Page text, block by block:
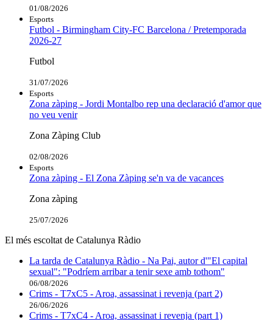
01/08/2026
Esports
Futbol - Birmingham City-FC Barcelona / Pretemporada
2026-27
Futbol
31/07/2026
Esports
Zona zàping - Jordi Montalbo rep una declaració d'amor que
no veu venir
Zona Zàping Club
02/08/2026
Esports
Zona zàping - El Zona Zàping se'n va de vacances
Zona zàping
25/07/2026
El més escoltat de Catalunya Ràdio
La tarda de Catalunya Ràdio - Na Pai, autor d'"El capital
sexual": "Podríem arribar a tenir sexe amb tothom"
06/08/2026
Crims - T7xC5 - Aroa, assassinat i revenja (part 2)
26/06/2026
Crims - T7xC4 - Aroa, assassinat i revenja (part 1)